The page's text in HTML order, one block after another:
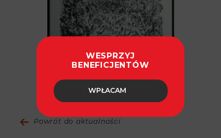
fot. Paweł Ulatowski
Powrót do aktualności
WESPRZYJ
BENEFICJENTÓW
WPŁACAM